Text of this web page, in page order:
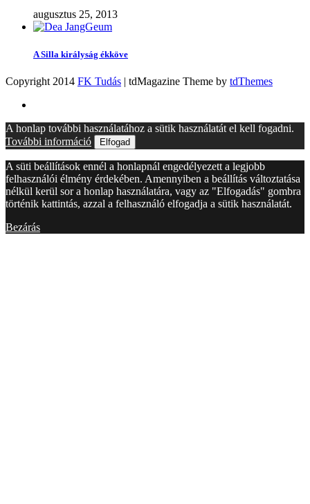
augusztus 25, 2013
A Silla királyság ékköve
Copyright 2014 FK Tudás | tdMagazine Theme by tdThemes
A honlap további használatához a sütik használatát el kell fogadni.
További információ
Elfogad
A süti beállítások ennél a honlapnál engedélyezett a legjobb
felhasználói élmény érdekében. Amennyiben a beállítás változtatása
nélkül kerül sor a honlap használatára, vagy az "Elfogadás" gombra
történik kattintás, azzal a felhasználó elfogadja a sütik használatát.
Bezárás